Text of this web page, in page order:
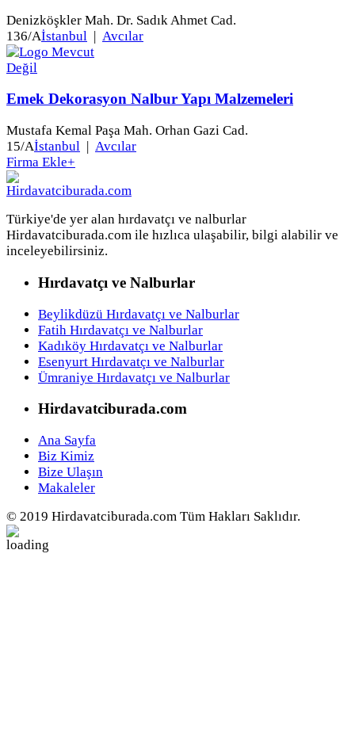
Denizköşkler Mah. Dr. Sadık Ahmet Cad.
136/Aİstanbul | Avcılar
Emek Dekorasyon Nalbur Yapı Malzemeleri
Mustafa Kemal Paşa Mah. Orhan Gazi Cad.
15/Aİstanbul | Avcılar
Firma Ekle+
Türkiye'de yer alan hırdavatçı ve nalburlar
Hirdavatciburada.com ile hızlıca ulaşabilir, bilgi alabilir ve
inceleyebilirsiniz.
Hırdavatçı ve Nalburlar
Beylikdüzü Hırdavatçı ve Nalburlar
Fatih Hırdavatçı ve Nalburlar
Kadıköy Hırdavatçı ve Nalburlar
Esenyurt Hırdavatçı ve Nalburlar
Ümraniye Hırdavatçı ve Nalburlar
Hirdavatciburada.com
Ana Sayfa
Biz Kimiz
Bize Ulaşın
Makaleler
© 2019 Hirdavatciburada.com Tüm Hakları Saklıdır.